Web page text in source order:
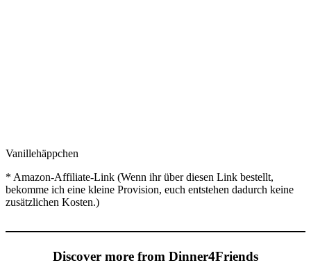
Vanillehäppchen
* Amazon-Affiliate-Link (Wenn ihr über diesen Link bestellt,
bekomme ich eine kleine Provision, euch entstehen dadurch keine
zusätzlichen Kosten.)
Discover more from Dinner4Friends